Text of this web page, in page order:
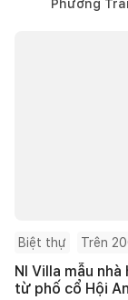
Phương
Biệt thự Trên
NI Villa mẫu
từ phố cổ Hội An